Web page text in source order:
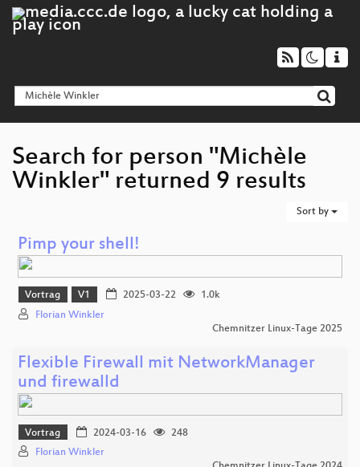
Search for person "Michèle
Winkler" returned 9 results
Sort by
Pimp your shell!
Vortrag V1 2025-03-22
1.0k
Florian Winkler
Chemnitzer Linux-Tage 2025
Flexible Firewall mit NetworkManager
und firewalld
Vortrag 2024-03-16
248
Florian Winkler